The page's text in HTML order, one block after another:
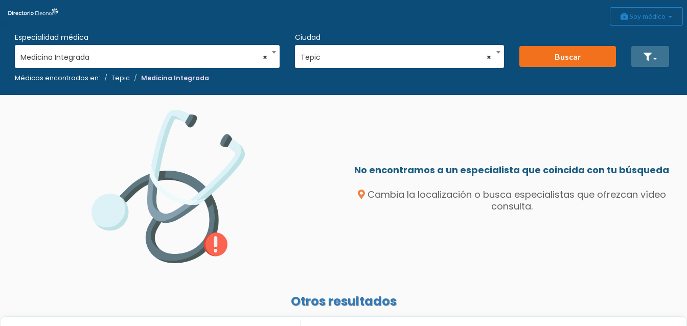
Soy médico
Especialidad médica
×
Medicina Integrada
Ciudad
×
Tepic Buscar
Médicos encontrados en: Tepic Medicina Integrada
No encontramos a un especialista que coincida con tu búsqueda
Cambia la localización o busca especialistas que ofrezcan vídeo
consulta.
Otros resultados